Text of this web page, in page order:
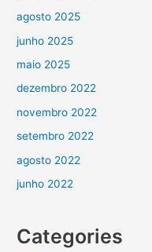
agosto 2025
junho 2025
maio 2025
dezembro 2022
novembro 2022
setembro 2022
agosto 2022
junho 2022
Categories